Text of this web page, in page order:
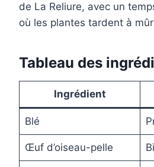
de La Reliure, avec un
où les plantes tardent à
Tableau des
Ingrédient
Blé
Œuf d’oiseau-pelle